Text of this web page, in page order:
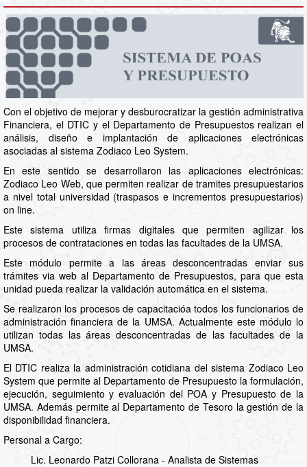
Con el objetivo de mejorar y desburocratizar la gestión administrativa
Financiera, el DTIC y el Departamento de Presupuestos realizan el
análisis, diseño e implantación de aplicaciones electrónicas
asociadas al sistema Zodiaco Leo System.
En este sentido se desarrollaron las aplicaciones electrónicas:
Zodiaco Leo Web, que permiten realizar de tramites presupuestarios
a nivel total universidad (traspasos e incrementos presupuestarios)
on line.
Este sistema utiliza firmas digitales que permiten agilizar los
procesos de contrataciones en todas las facultades de la UMSA.
Este módulo permite a las áreas desconcentradas enviar sus
trámites via web al Departamento de Presupuestos, para que esta
unidad pueda realizar la validación automática en el sistema.
Se realizaron los procesos de capacitacióa todos los funcionarios de
administración financiera de la UMSA. Actualmente este módulo lo
utilizan todas las áreas desconcentradas de las facultades de la
UMSA.
El DTIC realiza la administración cotidiana del sistema Zodiaco Leo
System que permite al Departamento de Presupuesto la formulación,
ejecución, seguimiento y evaluación del POA y Presupuesto de la
UMSA. Además permite al Departamento de Tesoro la gestión de la
disponibilidad financiera.
Personal a Cargo:
Lic. Leonardo Patzi Collorana - Analista de Sistemas